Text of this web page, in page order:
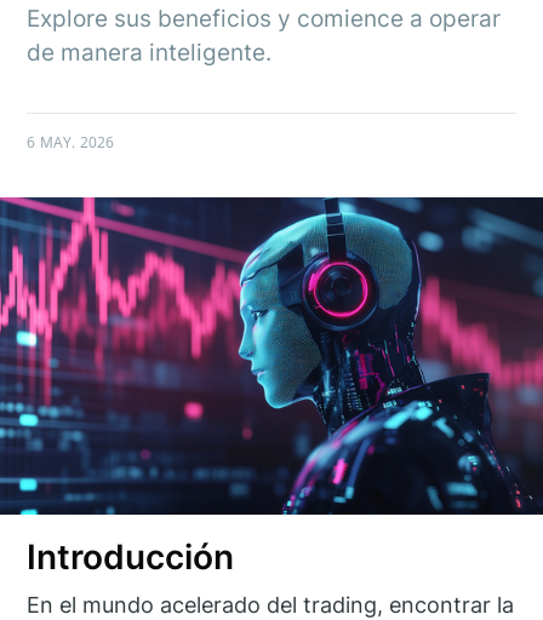
Explore sus beneficios y comience a operar
de manera inteligente.
6 MAY. 2026
Introducción
En el mundo acelerado del trading, encontrar la